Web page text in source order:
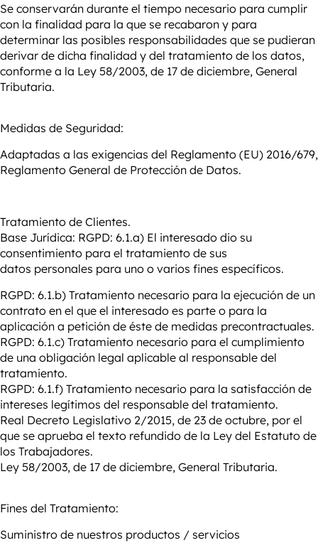
Se conservarán durante el tiempo necesario para cumplir
con la finalidad para la que se recabaron y para
determinar las posibles responsabilidades que se pudieran
derivar de dicha finalidad y del tratamiento de los datos,
conforme a la Ley 58/2003, de 17 de diciembre, General
Tributaria.
Medidas de Seguridad:
Adaptadas a las exigencias del Reglamento (EU) 2016/679,
Reglamento General de Protección de Datos.
Tratamiento de Clientes.
Base Jurídica: RGPD: 6.1.a) El interesado dio su
consentimiento para el tratamiento de sus
datos personales para uno o varios fines específicos.
RGPD: 6.1.b) Tratamiento necesario para la ejecución de un
contrato en el que el interesado es parte o para la
aplicación a petición de éste de medidas precontractuales.
RGPD: 6.1.c) Tratamiento necesario para el cumplimiento
de una obligación legal aplicable al responsable del
tratamiento.
RGPD: 6.1.f) Tratamiento necesario para la satisfacción de
intereses legítimos del responsable del tratamiento.
Real Decreto Legislativo 2/2015, de 23 de octubre, por el
que se aprueba el texto refundido de la Ley del Estatuto de
los Trabajadores.
Ley 58/2003, de 17 de diciembre, General Tributaria.
Fines del Tratamiento:
Suministro de nuestros productos / servicios